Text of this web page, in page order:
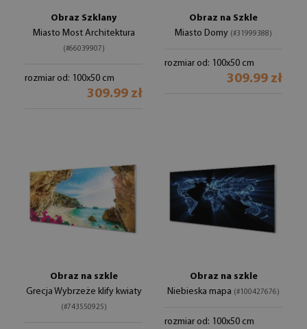
Obraz Szklany
Miasto Most Architektura
(#66039907)
rozmiar od: 100x50 cm
309.99 zł
Obraz na Szkle
Miasto Domy (#31999388)
rozmiar od: 100x50 cm
309.99 zł
Obraz na szkle
Grecja Wybrzeże klify kwiaty
(#743550925)
Obraz na szkle
Niebieska mapa (#100427676)
rozmiar od: 100x50 cm